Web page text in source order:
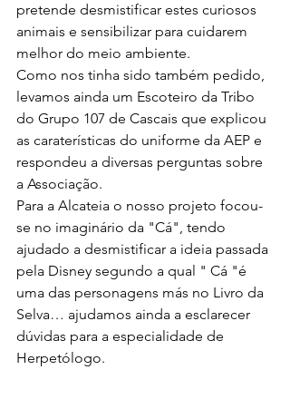
pretende desmistificar estes curiosos
animais e sensibilizar para cuidarem
melhor do meio ambiente.
Como nos tinha sido também pedido,
levamos ainda um Escoteiro da Tribo
do Grupo 107 de Cascais que explicou
as caraterísticas do uniforme da AEP e
respondeu a diversas perguntas sobre
a Associação.
Para a Alcateia o nosso projeto focou-
se no imaginário da "Cá", tendo
ajudado a desmistificar a ideia passada
pela Disney segundo a qual " Cá "é
uma das personagens más no Livro da
Selva… ajudamos ainda a esclarecer
dúvidas para a especialidade de
Herpetólogo.